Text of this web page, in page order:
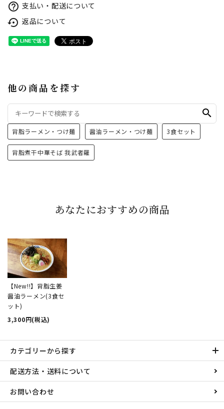
help_outline 支払い・配送について
settings_backup_restore 返品について
他の商品を探す
search
背脂ラーメン・つけ麺 醤油ラーメン・つけ麺 3食セット
背脂煮干中華そば 我武者羅
あなたにおすすめの商品
【New!!】背脂生姜
醤油ラーメン(3食セ
ット)
3,300円(税込)
カテゴリーから探す
配送方法・送料について
お問い合わせ